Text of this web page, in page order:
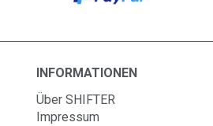
INFORMATIONEN
Über SHIFTER
Impressum